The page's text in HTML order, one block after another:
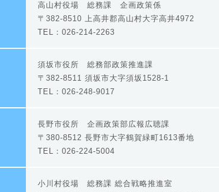
高山村役場 総務課 企画政策係
〒382-8510 上高井郡高山村大字高井4972
TEL：026-214-2263
須坂市役所 総務部政策推進課
〒382-8511 須坂市大字須坂1528-1
TEL：026-248-9017
長野市役所 企画政策部広報広聴課
〒380-8512 長野市大字鶴賀緑町1613番地
TEL：026-224-5004
小川村役場 総務課 総合戦略推進室